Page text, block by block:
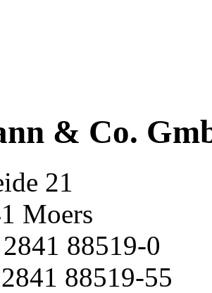
& Co.
21
Moers
88519-0
88519-55